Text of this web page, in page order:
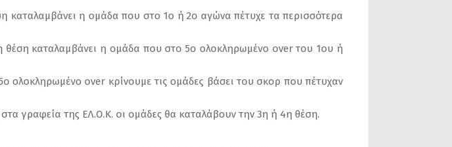
καταλαμβάνει η ομάδα που στο 1ο ή 2ο αγώνα πέτυχε τα περισσότερα
θέση καταλαμβάνει η ομάδα που στο 5ο ολοκληρωμένο over του 1ου ή
ολοκληρωμένο over κρίνουμε τις ομάδες βάσει του σκορ που πέτυχαν
γραφεία της ΕΛ.Ο.Κ. οι ομάδες θα καταλάβουν την 3η ή 4η θέση.